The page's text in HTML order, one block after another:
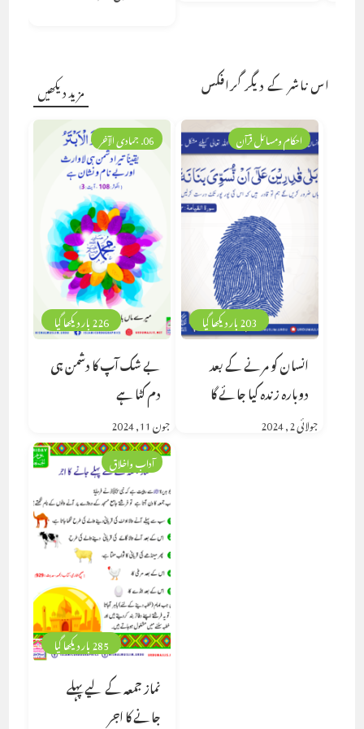
اس ناشر کے دیگر گرافکس مزید دیکھیں
226 بار دیکھا گیا
06. جمادی الآخر
بے شک آپ کا دشمن ہی
دم کٹا ہے
جون 11, 2024
203 بار دیکھا گیا
احکام ومسائل قرآن
انسان کو مرنے کے بعد
دوبارہ زندہ کیا جائے گا
جولائی 2, 2024
285 بار دیکھا گیا
آداب واخلاق
نماز جمعہ کے لیے پہلے
جانے کا اجر